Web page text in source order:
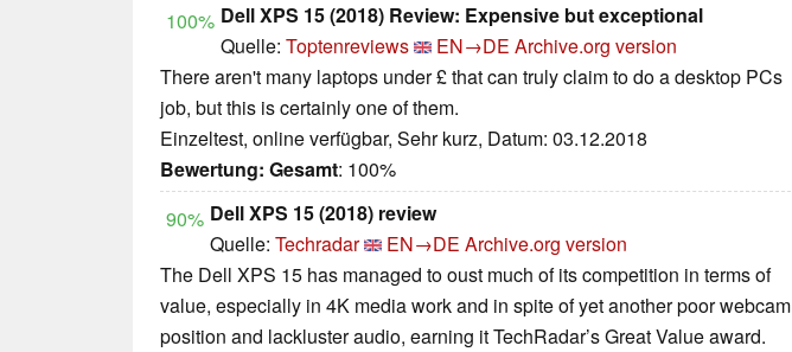
100% Dell XPS 15 (2018) Review: Expensive but exceptional
Quelle: Toptenreviews EN→DE Archive.org version
There aren't many laptops under £ that can truly claim to do a desktop PCs
job, but this is certainly one of them.
Einzeltest, online verfügbar, Sehr kurz, Datum: 03.12.2018
Bewertung: Gesamt: 100%
90% Dell XPS 15 (2018) review
Quelle: Techradar EN→DE Archive.org version
The Dell XPS 15 has managed to oust much of its competition in terms of
value, especially in 4K media work and in spite of yet another poor webcam
position and lackluster audio, earning it TechRadar’s Great Value award.